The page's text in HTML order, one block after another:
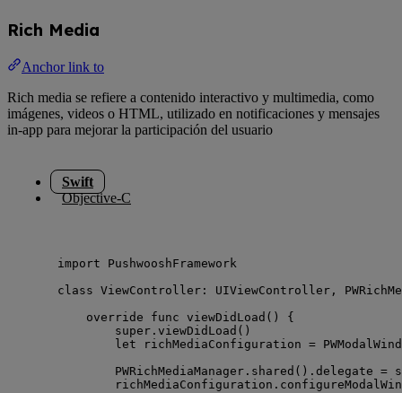
Rich Media
Anchor link to
Rich media se refiere a contenido interactivo y multimedia, como
imágenes, videos o HTML, utilizado en notificaciones y mensajes
in-app para mejorar la participación del usuario
Swift
Objective-C
import PushwooshFramework
class ViewController: UIViewController ,
override
func viewDidLoad ()
{
super . viewDidLoad ()
let richMediaConfiguration =
PWRichMediaManager. shared (). delegate =
richMediaConfiguration.